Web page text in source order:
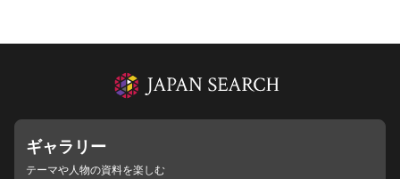
ギャラリー
テーマや人物の資料を楽しむ